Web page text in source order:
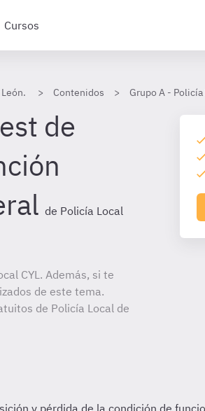
Cursos
Contenidos Grupo A - Policía
de
de Policía Local
CYL. Además, si te
de este tema.
de Policía Local de